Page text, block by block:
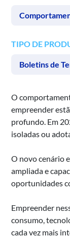
TIPO DE
Boletins de
O
empreender
profundo. Em
isoladas ou
O novo cenário
ampliada e
oportunidades
Empreender
consumo,
cada vez mais